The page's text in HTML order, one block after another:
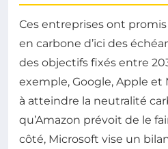
Ces entreprises ont
en carbone d’ici des
des objectifs fixés entre
exemple, Google, Apple et
à atteindre la neutralité
qu’Amazon prévoit de le
côté, Microsoft vise un